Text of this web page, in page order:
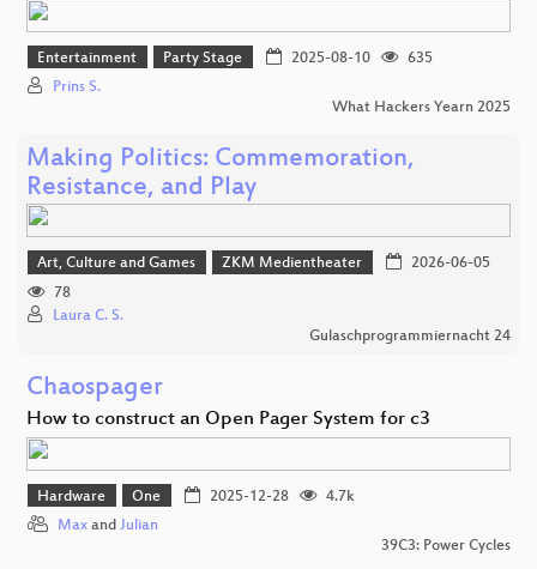
Entertainment Party Stage 2025-08-10
635
Prins S.
What Hackers Yearn 2025
Making Politics: Commemoration,
Resistance, and Play
Art, Culture and Games ZKM Medientheater
2026-06-05
78
Laura C. S.
Gulaschprogrammiernacht 24
Chaospager
How to construct an Open Pager System for c3
Hardware One 2025-12-28
4.7k
Max and Julian
39C3: Power Cycles